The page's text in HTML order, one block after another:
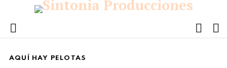
Menu
AQUÍ HAY PELOTAS